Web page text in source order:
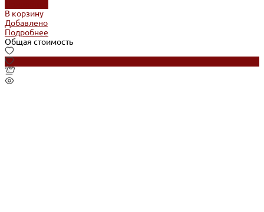
В корзину
Добавлено
Подробнее
Общая стоимость